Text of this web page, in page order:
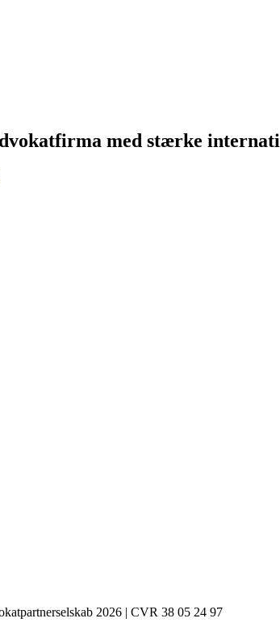
med stærke
2026 | CVR 38 05 24 97